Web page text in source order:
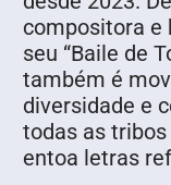
compositora e
seu “Baile de
também é
diversidade e
todas as
entoa letras